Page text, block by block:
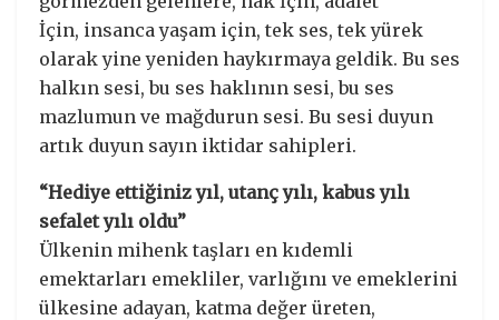
İçin, insanca yaşam için, tek ses, tek yürek
olarak yine yeniden haykırmaya geldik. Bu ses
halkın sesi, bu ses haklının sesi, bu ses
mazlumun ve mağdurun sesi. Bu sesi duyun
artık duyun sayın iktidar sahipleri.
“Hediye ettiğiniz yıl, utanç yılı, kabus yılı
sefalet yılı oldu”
Ülkenin mihenk taşları en kıdemli
emektarları emekliler, varlığını ve emeklerini
ülkesine adayan, katma değer üreten,